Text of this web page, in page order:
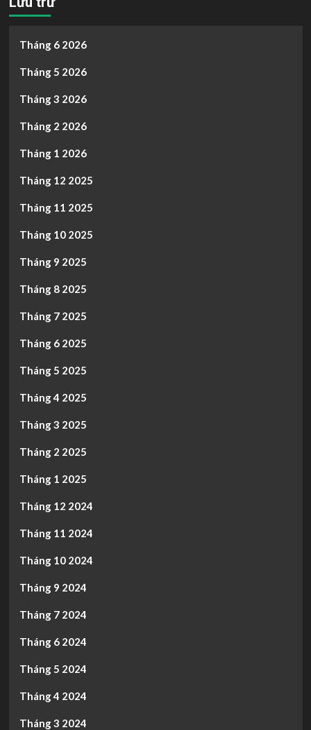
Tháng 6 2026
Tháng 5 2026
Tháng 3 2026
Tháng 2 2026
Tháng 1 2026
Tháng 12 2025
Tháng 11 2025
Tháng 10 2025
Tháng 9 2025
Tháng 8 2025
Tháng 7 2025
Tháng 6 2025
Tháng 5 2025
Tháng 4 2025
Tháng 3 2025
Tháng 2 2025
Tháng 1 2025
Tháng 12 2024
Tháng 11 2024
Tháng 10 2024
Tháng 9 2024
Tháng 7 2024
Tháng 6 2024
Tháng 5 2024
Tháng 4 2024
Tháng 3 2024